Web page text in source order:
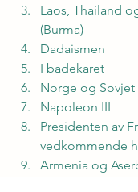
Laos, Thailand
(Burma)
Dadaismen
I badekaret
Norge og
Napoleon III
Presidenten av
vedkommende
Armenia og